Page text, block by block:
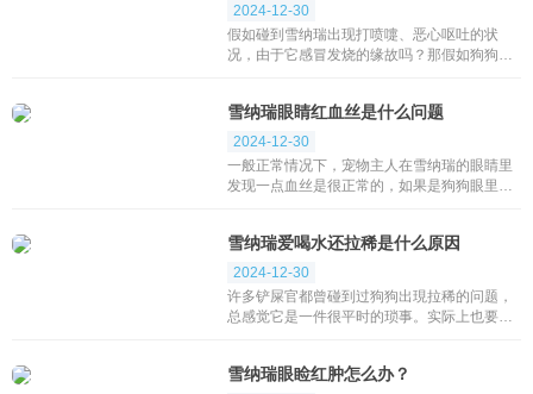
2024-12-30
假如碰到雪纳瑞出现打喷嚏、恶心呕吐的状
况，由于它感冒发烧的缘故吗？那假如狗狗确
狗导致一些欠佳...
雪纳瑞眼睛红血丝是什么问题
2024-12-30
一般正常情况下，宠物主人在雪纳瑞的眼睛里
发现一点血丝是很正常的，如果是狗狗眼里布
就表明雪纳...
雪纳瑞爱喝水还拉稀是什么原因
2024-12-30
许多铲屎官都曾碰到过狗狗出現拉稀的问题，
总感觉它是一件很平时的琐事。实际上也要不
不然...
雪纳瑞眼睑红肿怎么办？